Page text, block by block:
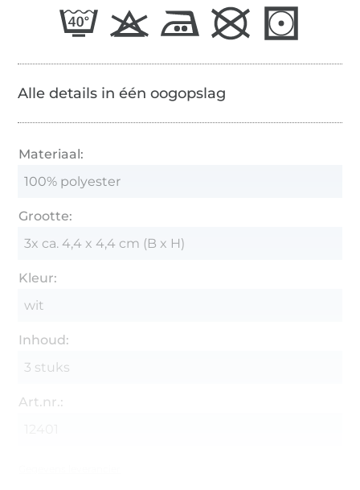
Alle details in één oogopslag
Materiaal:
100% polyester
Grootte:
3x ca. 4,4 x 4,4 cm (B x H)
Kleur:
wit
Inhoud:
3 stuks
Art.nr.: